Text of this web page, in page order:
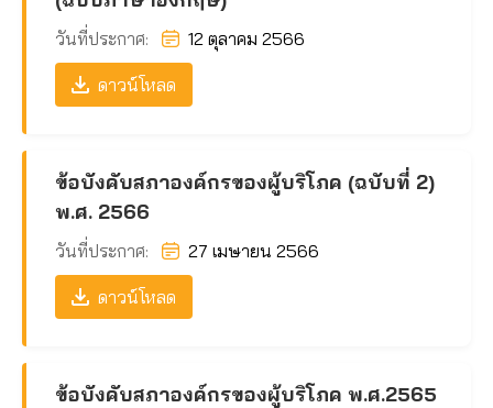
วันที่ประกาศ: 12 ตุลาคม 2566
ดาวน์โหลด
ข้อบังคับสภาองค์กรของผู้บริโภค (ฉบับที่ 2)
พ.ศ. 2566
วันที่ประกาศ: 27 เมษายน 2566
ดาวน์โหลด
ข้อบังคับสภาองค์กรของผู้บริโภค พ.ศ.2565